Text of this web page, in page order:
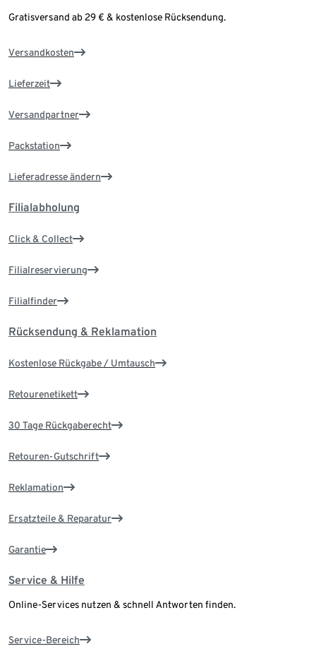
Gratisversand ab 29 € & kostenlose Rücksendung.
Versandkosten
Lieferzeit
Versandpartner
Packstation
Lieferadresse ändern
Filialabholung
Click & Collect
Filialreservierung
Filialfinder
Rücksendung & Reklamation
Kostenlose Rückgabe / Umtausch
Retourenetikett
30 Tage Rückgaberecht
Retouren-Gutschrift
Reklamation
Ersatzteile & Reparatur
Garantie
Service & Hilfe
Online-Services nutzen & schnell Antworten finden.
Service-Bereich